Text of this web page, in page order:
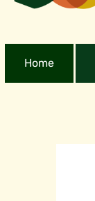
Home